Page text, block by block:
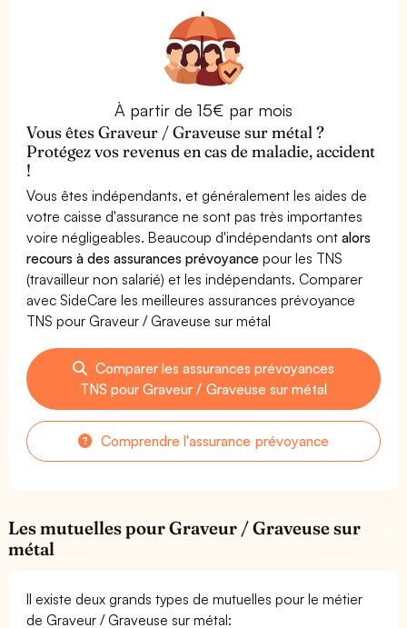
À partir de 15€ par mois
Vous êtes Graveur / Graveuse sur métal ?
Protégez vos revenus en cas de maladie, accident
!
Vous êtes indépendants, et généralement les aides de
votre caisse d'assurance ne sont pas très importantes
voire négligeables. Beaucoup d'indépendants ontalors
recours à des assurances prévoyance pour les TNS
(travailleur non salarié) et les indépendants. Comparer
avec SideCare les meilleures assurances prévoyance
TNS pour Graveur / Graveuse sur métal
Comparer les assurances prévoyances
TNS pour Graveur / Graveuse sur métal
Comprendre l'assurance prévoyance
Les mutuelles pour Graveur / Graveuse sur
métal
Il existe deux grands types de mutuelles pour le métier
de Graveur / Graveuse sur métal: